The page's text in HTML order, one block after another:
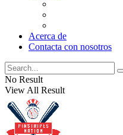
Acerca de
Contacta con nosotros
No Result
View All Result